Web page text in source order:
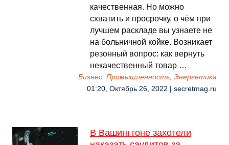
качественная. Но можно
схватить и просрочку, о чём при
лучшем раскладе вы узнаете не
на больничной койке. Возникает
резонный вопрос: как вернуть
некачественный товар …
Бизнес, Промышленность, Энергетика
01:20, Октябрь 26, 2022 | secretmag.ru
В Вашингтоне захотели